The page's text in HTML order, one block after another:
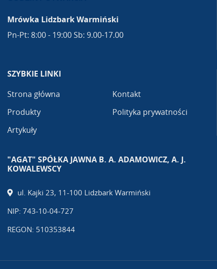
Mrówka Lidzbark Warmiński
Pn-Pt: 8:00 - 19:00 Sb: 9.00-17.00
SZYBKIE LINKI
Strona główna
Produkty
Artykuły
Kontakt
Polityka prywatności
"AGAT" SPÓŁKA JAWNA B. A. ADAMOWICZ, A. J.
KOWALEWSCY
ul. Kajki 23, 11-100 Lidzbark Warmiński
NIP: 743-10-04-727
REGON: 510353844